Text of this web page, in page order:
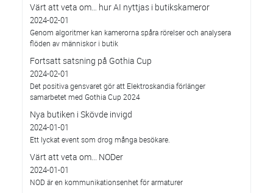
Värt att veta om… hur AI nyttjas i butikskameror
2024-02-01
Genom algoritmer kan kamerorna spåra rörelser och analysera
flöden av människor i butik
Fortsatt satsning på Gothia Cup
2024-02-01
Det positiva gensvaret gör att Elektroskandia förlänger
samarbetet med Gothia Cup 2024
Nya butiken i Skövde invigd
2024-01-01
Ett lyckat event som drog många besökare.
Värt att veta om... NODer
2024-01-01
NOD är en kommunikationsenhet för armaturer